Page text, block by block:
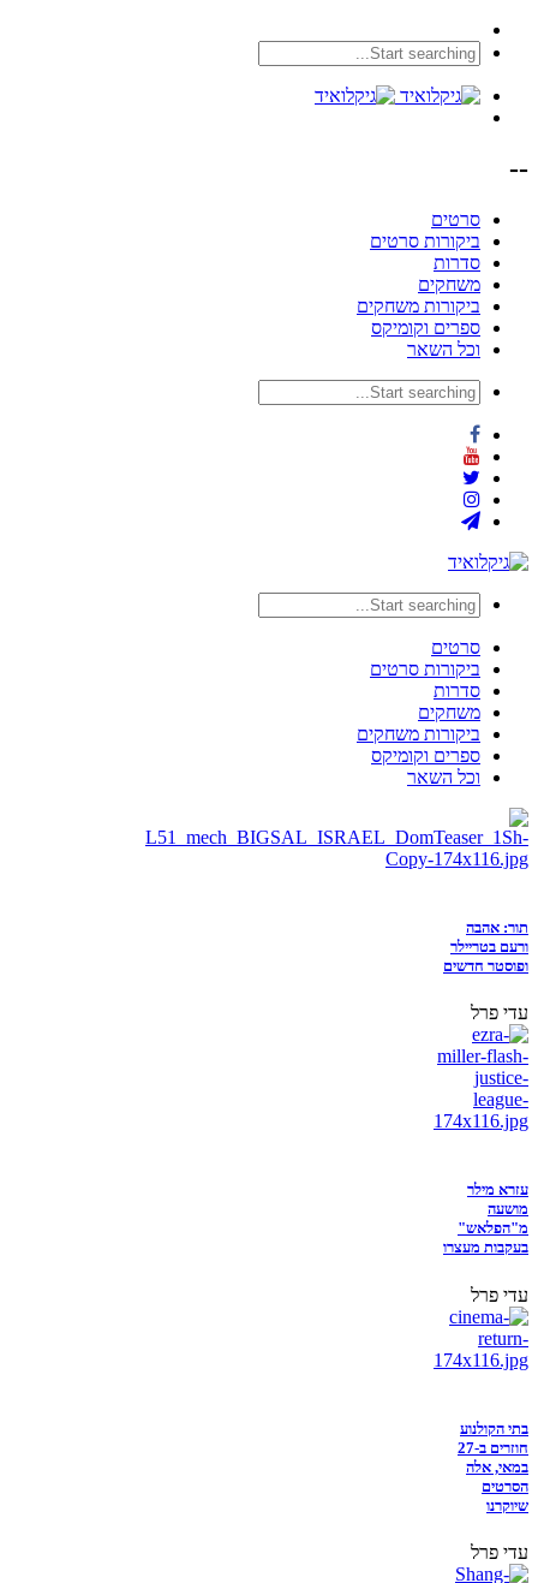
--
סרטים
ביקורות סרטים
סדרות
משחקים
ביקורות משחקים
ספרים וקומיקס
וכל השאר
סרטים
ביקורות סרטים
סדרות
משחקים
ביקורות משחקים
ספרים וקומיקס
וכל השאר
תור: אהבה
ורעם בטריילר
ופוסטר חדשים
עדי פרל
עזרא מילר
מושעה
מ"הפלאש"
בעקבות מעצרו
עדי פרל
בתי הקולנוע
חוזרים ב-27
במאי, אלה
הסרטים
שיוקרנו
עדי פרל